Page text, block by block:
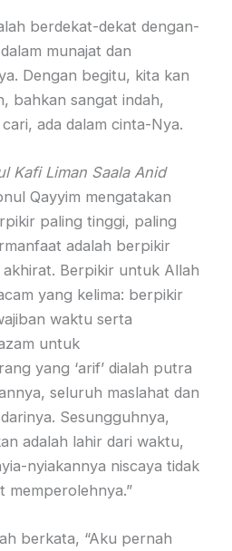
berdekat-dekat dengan-
munajat dan
Dengan begitu, kita kan
bahkan sangat indah,
ada dalam cinta-Nya.
Kafi Liman Saala Anid
Qayyim mengatakan
paling tinggi, paling
adalah berpikir
Berpikir untuk Allah
yang kelima: berpikir
waktu serta
untuk
yang ‘arif’ dialah putra
seluruh maslahat dan
Sesungguhnya,
adalah lahir dari waktu,
nyiakannya niscaya tidak
memperolehnya.”
berkata, “Aku pernah